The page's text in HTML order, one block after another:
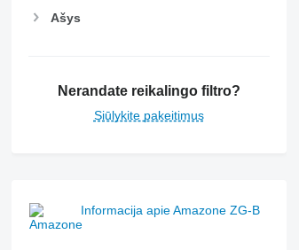
Ašys
Nerandate reikalingo filtro?
Siūlykite pakeitimus
Informacija apie Amazone ZG-B